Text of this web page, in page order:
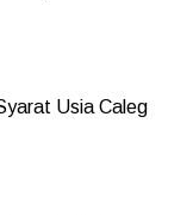
Usia Caleg